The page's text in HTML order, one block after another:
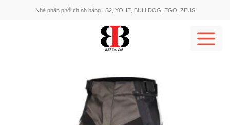
Nhà phân phối chính hãng LS2, YOHE, BULLDOG, EGO, ZEUS